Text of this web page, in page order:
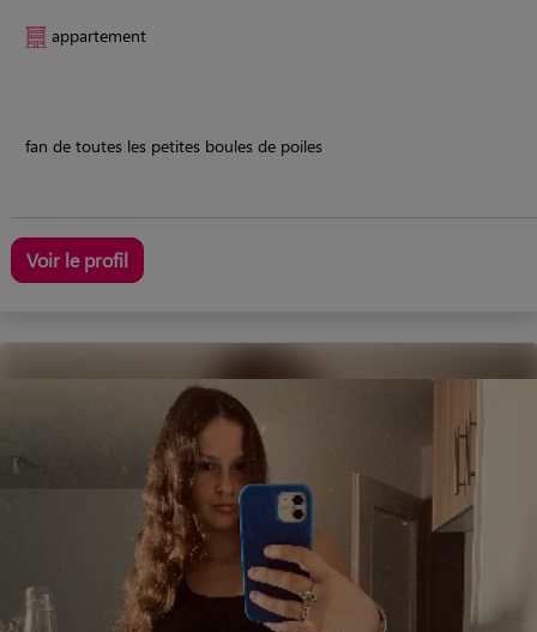
appartement
fan de toutes les petites boules de poiles
Voir le profil